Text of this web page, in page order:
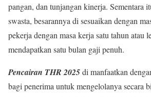
pangan, dan tunjangan kinerja. Sementara
swasta, besarannya di sesuaikan dengan
pekerja dengan masa kerja satu tahun atau
mendapatkan satu bulan gaji penuh.
Pencairan THR 2025di manfaatkan
bagi penerima untuk mengelolanya secara